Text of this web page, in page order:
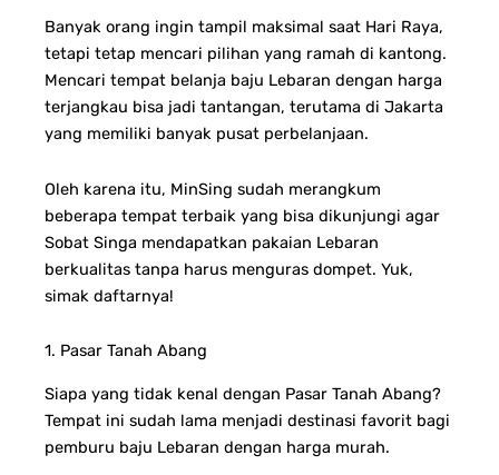
Banyak orang ingin tampil maksimal saat Hari Raya,
tetapi tetap mencari pilihan yang ramah di kantong.
Mencari tempat belanja baju Lebaran dengan harga
terjangkau bisa jadi tantangan, terutama di Jakarta
yang memiliki banyak pusat perbelanjaan.
Oleh karena itu, MinSing sudah merangkum
beberapa tempat terbaik yang bisa dikunjungi agar
Sobat Singa mendapatkan pakaian Lebaran
berkualitas tanpa harus menguras dompet. Yuk,
simak daftarnya!
1. Pasar Tanah Abang
Siapa yang tidak kenal dengan Pasar Tanah Abang?
Tempat ini sudah lama menjadi destinasi favorit bagi
pemburu baju Lebaran dengan harga murah.